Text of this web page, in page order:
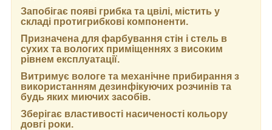
Запобігає появі грибка та цвілі, містить у
складі протигрибкові компоненти.
Призначена для фарбування стін і стель в
сухих та вологих приміщеннях з високим
рівнем експлуатації.
Витримує вологе та механічне прибирання з
використанням дезинфікуючих розчинів та
будь яких миючих засобів.
Зберігає властивості насиченості кольору
довгі роки.